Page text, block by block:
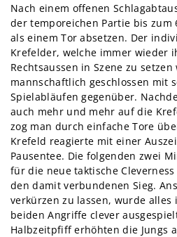
Nach einem offenen
der temporeichen Partie bis zum
als einem Tor absetzen. Der
Krefelder, welche immer wieder
Rechtsaussen in Szene zu
mannschaftlich geschlossen mit
Spielabläufen gegenüber.
auch mehr und mehr auf die
zog man durch einfache Tore
Krefeld reagierte mit einer
Pausentee. Die folgenden zwei
für die neue taktische
den damit verbundenen Sieg.
verkürzen zu lassen, wurde
beiden Angriffe clever
Halbzeitpfiff erhöhten die Jungs